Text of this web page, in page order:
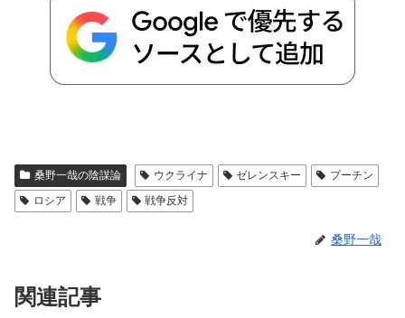
桑野一哉の陰謀論 ウクライナ ゼレンスキー
プーチン
ロシア
戦争 戦争反対
桑野一哉
関連記事